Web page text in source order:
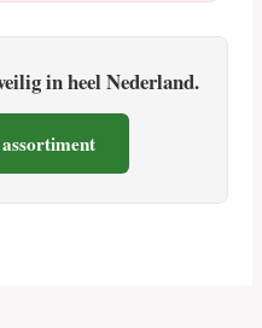
in heel Nederland.